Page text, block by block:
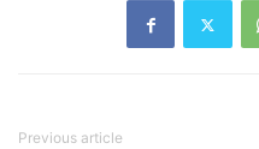
Previous article